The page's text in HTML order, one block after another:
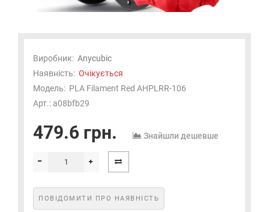
Виробник: Anycubic
Наявність: Очікується
Модель: PLA Filament Red AHPLRR-106
Арт.: a08bfb29
479.6 грн. Знайшли дешевше
ПОВІДОМИТИ ПРО НАЯВНІСТЬ